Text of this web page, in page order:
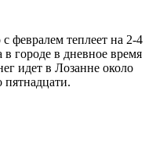
февралем теплеет на 2-4
в городе в дневное время
идет в Лозанне около
пятнадцати.